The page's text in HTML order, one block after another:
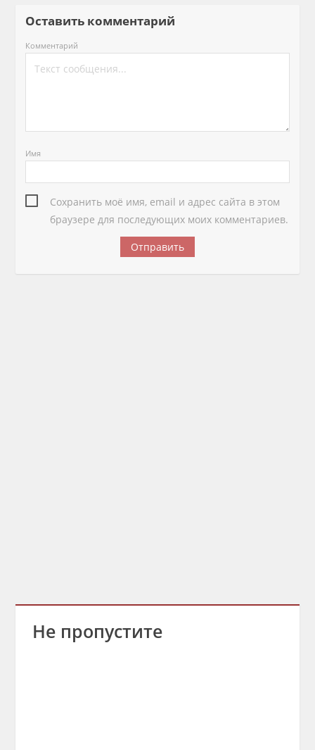
Оставить комментарий
Комментарий
Имя
Сохранить моё имя, email и адрес сайта в этом
браузере для последующих моих комментариев.
Не пропустите